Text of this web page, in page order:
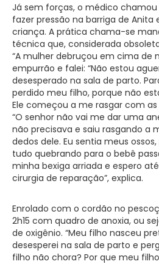
Já sem forças, o médico
fazer pressão na barriga de Anita
criança. A prática chama-se
técnica que, considerada
“A mulher debruçou em cima de
empurrão e falei: “Não estou
desesperado na sala de parto.
perdido meu filho, porque não
Ele começou a me rasgar com
“O senhor não vai me dar uma
não precisava e saiu rasgando a
dedos dele. Eu sentia meus
tudo quebrando para o bebê
minha bexiga arriada e espero
cirurgia de reparação”, explica.
Enrolado com o cordão no
2h15 com quadro de anoxia, ou
de oxigênio. “Meu filho nasceu
desesperei na sala de parto e
filho não chora? Por que meu